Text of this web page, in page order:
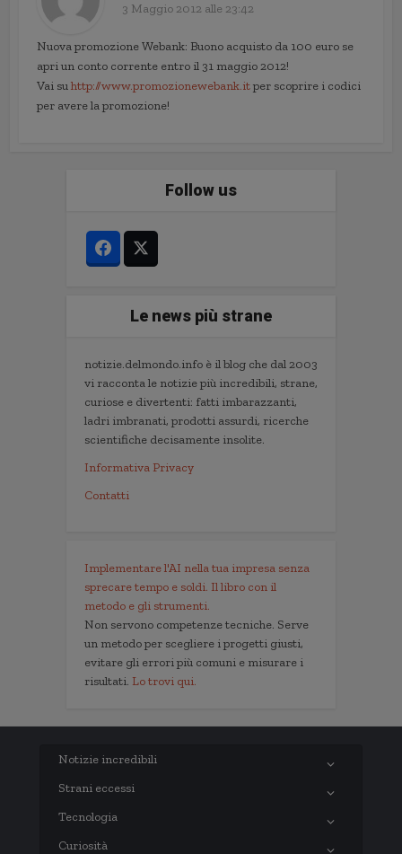
3 Maggio 2012 alle 23:42
Nuova promozione Webank: Buono acquisto da 100 euro se
apri un conto corrente entro il 31 maggio 2012!
Vai suhttp://www.promozionewebank.itper scoprire i codici
per avere la promozione!
Follow us
Le news più strane
notizie.delmondo.info è il blog che dal 2003
vi racconta le notizie più incredibili, strane,
curiose e divertenti: fatti imbarazzanti,
ladri imbranati, prodotti assurdi, ricerche
scientifiche decisamente insolite.
Informativa Privacy
Contatti
Implementare l'AI nella tua impresa senza
sprecare tempo e soldi. Il libro con il
metodo e gli strumenti.
Non servono competenze tecniche. Serve
un metodo per scegliere i progetti giusti,
evitare gli errori più comuni e misurare i
risultati. Lo trovi qui.
Notizie incredibili
Strani eccessi
Tecnologia
Curiosità